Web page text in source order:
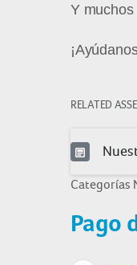
Y
RELATED
Categorías
Pago